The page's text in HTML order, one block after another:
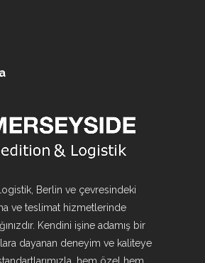
Berlin ve çevresindeki
ve teslimat hizmetlerinde
Kendini işine adamış bir
dayanan deneyim ve kaliteye